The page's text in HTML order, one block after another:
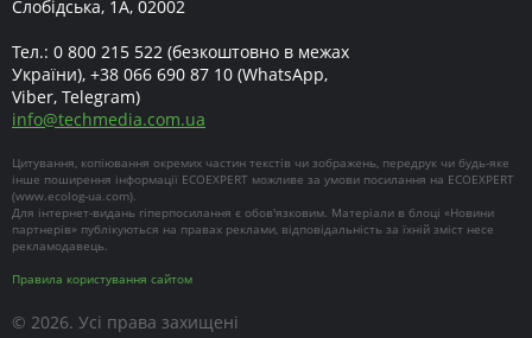
Слобідська, 1А, 02002
Тел.: 0 800 215 522 (безкоштовно в межах
України), +38 066 690 87 10 (WhatsApp,
Viber, Telegram)
info@techmedia.com.ua
Цитування, копіювання окремих частин текстів чи зображень, передрук чи будь-яке
інше поширення інформації ECOEXPERT можливе за умови посилання на ECOEXPERT
(www.ecolog-ua.com).
Для інтернет-видань гіперпосилання є обов'язковим. Матеріали в блоці «Новини
партнерів» публікуються на правах реклами, відповідальність за їхній зміст несе
рекламодавець.
Правила користування сайтом
© 2026. Усі права захищені